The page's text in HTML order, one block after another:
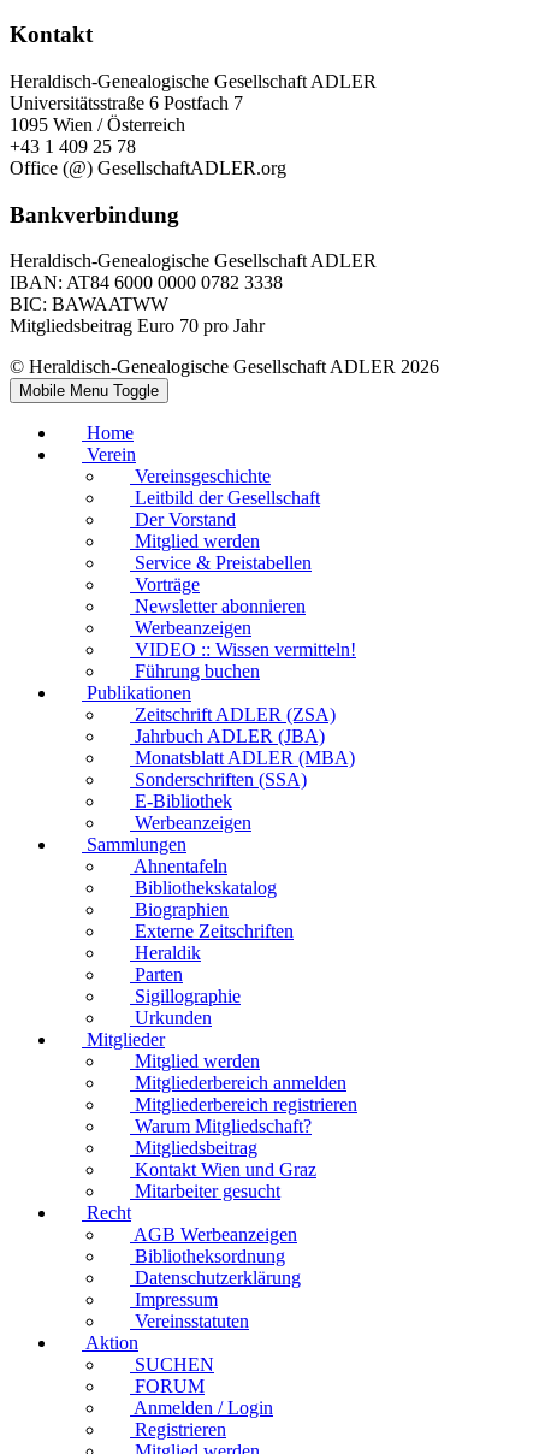
Kontakt
Heraldisch-Genealogische Gesellschaft ADLER
Universitätsstraße 6 Postfach 7
1095 Wien / Österreich
+43 1 409 25 78
Office (@) GesellschaftADLER.org
Bankverbindung
Heraldisch-Genealogische Gesellschaft ADLER
IBAN: AT84 6000 0000 0782 3338
BIC: BAWAATWW
Mitgliedsbeitrag Euro 70 pro Jahr
© Heraldisch-Genealogische Gesellschaft ADLER 2026
Mobile Menu Toggle
Home
Verein
Vereinsgeschichte
Leitbild der Gesellschaft
Der Vorstand
Mitglied werden
Service & Preistabellen
Vorträge
Newsletter abonnieren
Werbeanzeigen
VIDEO :: Wissen vermitteln!
Führung buchen
Publikationen
Zeitschrift ADLER (ZSA)
Jahrbuch ADLER (JBA)
Monatsblatt ADLER (MBA)
Sonderschriften (SSA)
E-Bibliothek
Werbeanzeigen
Sammlungen
Ahnentafeln
Bibliothekskatalog
Biographien
Externe Zeitschriften
Heraldik
Parten
Sigillographie
Urkunden
Mitglieder
Mitglied werden
Mitgliederbereich anmelden
Mitgliederbereich registrieren
Warum Mitgliedschaft?
Mitgliedsbeitrag
Kontakt Wien und Graz
Mitarbeiter gesucht
Recht
AGB Werbeanzeigen
Bibliotheksordnung
Datenschutzerklärung
Impressum
Vereinsstatuten
Aktion
SUCHEN
FORUM
Anmelden / Login
Registrieren